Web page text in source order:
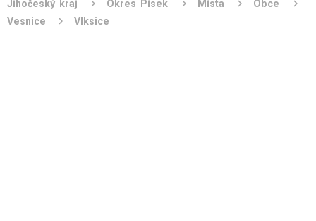
Jihočeský kraj Okres Písek Místa
Obce
Vesnice
Vlksice